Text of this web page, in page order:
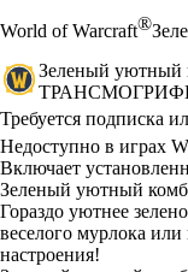
World of Warcraft®
Зеленый уютный
Цена
Available actions
Требуется подписка
Недоступно в играх
Включает
Зеленый уютный
Гораздо уютнее
веселого мурлока
настроения!